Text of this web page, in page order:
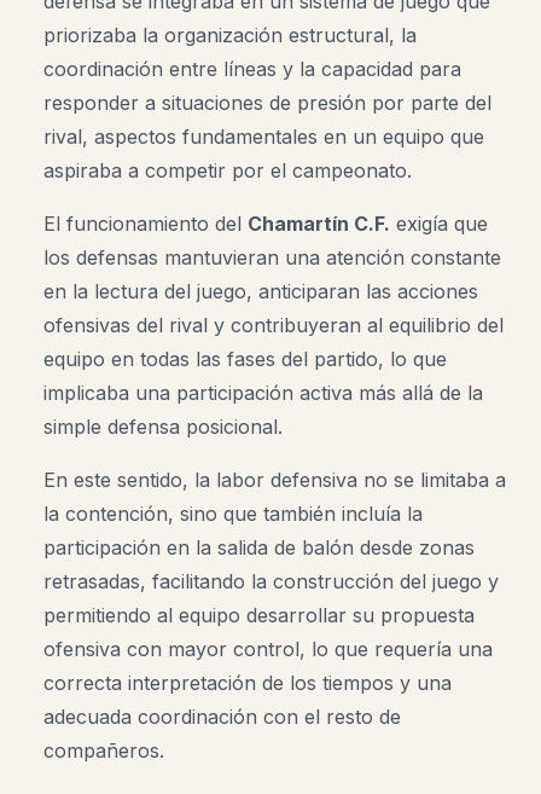
priorizaba la organización estructural, la
coordinación entre líneas y la capacidad para
responder a situaciones de presión por parte del
rival, aspectos fundamentales en un equipo que
aspiraba a competir por el campeonato.
El funcionamiento del Chamartín C.F. exigía que
los defensas mantuvieran una atención constante
en la lectura del juego, anticiparan las acciones
ofensivas del rival y contribuyeran al equilibrio del
equipo en todas las fases del partido, lo que
implicaba una participación activa más allá de la
simple defensa posicional.
En este sentido, la labor defensiva no se limitaba a
la contención, sino que también incluía la
participación en la salida de balón desde zonas
retrasadas, facilitando la construcción del juego y
permitiendo al equipo desarrollar su propuesta
ofensiva con mayor control, lo que requería una
correcta interpretación de los tiempos y una
adecuada coordinación con el resto de
compañeros.